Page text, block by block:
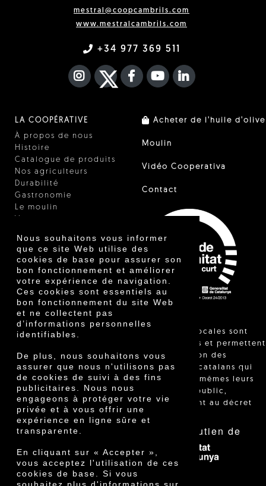
Nous souhaitons vous informer
que ce site Web utilise des
cookies de base pour assurer son
bon fonctionnement et améliorer
votre expérience de navigation.
Ces cookies sont essentiels au
bon fonctionnement du site Web
et ne collectent pas
d’informations personnelles
identifiables.
De plus, nous souhaitons vous
assurer que nous n'utilisons pas
de cookies de suivi à des fins
publicitaires. Nous nous
engageons à protéger votre vie
privée et à vous offrir une
expérience en ligne sûre et
transparente.
En cliquant sur « Accepter »,
vous acceptez l'utilisation de ces
cookies de base. Si vous
mestral@coopcambrils.com
www.mestralcambrils.com
+34 977 369 511
INSTAGRAM
TWITTER
FACEBOOK F
YOUTUBEFA LINKEDIN
LA COOPÉRATIVE
À propos de nous
Histoire
Catalogue de produits
Nos agriculteurs
Durabilité
Gastronomie
Le moulin
Certificats
Prix
Innovation
Acheter de l'huile d'olive
Moulin
Vidéo Cooperativa
Contact
"Les ventes locales sont
réglementées et permettent
l'identification des
agriculteurs catalans qui
vendent eux-mêmes leurs
produits au public,
conformément au décret
Avec le soutien de